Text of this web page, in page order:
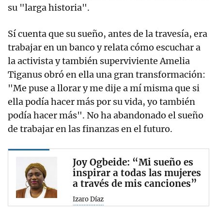
su "larga historia".
Sí cuenta que su sueño, antes de la travesía, era
trabajar en un banco y relata cómo escuchar a
la activista y también superviviente Amelia
Tiganus obró en ella una gran transformación:
"Me puse a llorar y me dije a mí misma que si
ella podía hacer más por su vida, yo también
podía hacer más". No ha abandonado el sueño
de trabajar en las finanzas en el futuro.
Joy Ogbeide: “Mi sueño es
inspirar a todas las mujeres
a través de mis canciones”
Izaro Díaz